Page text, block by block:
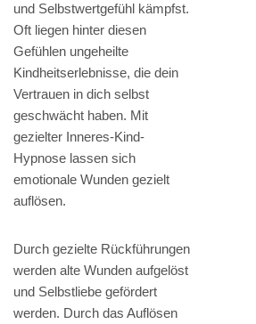
und Selbstwertgefühl kämpfst.
Oft liegen hinter diesen
Gefühlen ungeheilte
Kindheitserlebnisse, die dein
Vertrauen in dich selbst
geschwächt haben. Mit
gezielter Inneres-Kind-
Hypnose lassen sich
emotionale Wunden gezielt
auflösen.
Durch gezielte Rückführungen
werden alte Wunden aufgelöst
und Selbstliebe gefördert
werden. Durch das Auflösen